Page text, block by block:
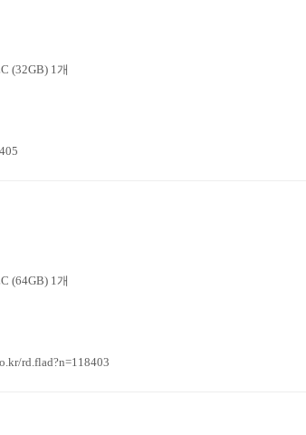
(32GB) 1개
(64GB) 1개
rd.flad?n=118403